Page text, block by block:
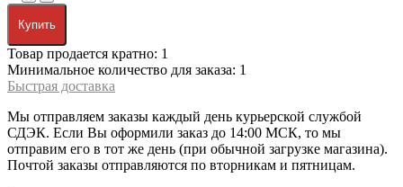
Купить
Товар продается кратно: 1
Минимальное количество для заказа: 1
Быстрая доставка
Мы отправляем заказы каждый день курьерской службой
СДЭК. Если Вы оформили заказ до 14:00 МСК, то мы
отправим его в тот же день (при обычной загрузке магазина).
Почтой заказы отправляются по вторникам и пятницам.